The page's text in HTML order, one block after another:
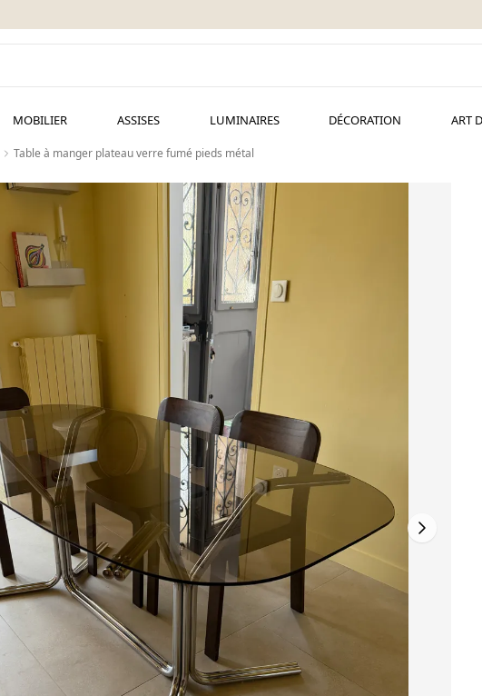
MOBILIER ASSISES LUMINAIRES DÉCORATION ART
Table à manger plateau verre fumé pieds métal